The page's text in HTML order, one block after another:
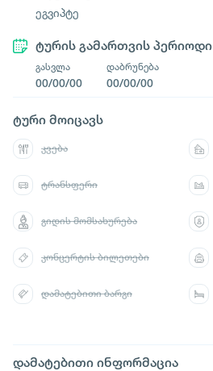
ეგვიპტე
ტურის გამართვის პერიოდი
გასვლა
00/00/00
დაბრუნება
00/00/00
დამატებითი ინფორმაცია
ტური მოიცავს
კვება
ტრანსფერი
გიდის მომსახურება
კონცერტის ბილეთები
დამატებითი ბარგი